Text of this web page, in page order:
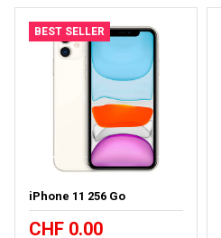
BEST SELLER
iPhone 11 256 Go
CHF 0.00